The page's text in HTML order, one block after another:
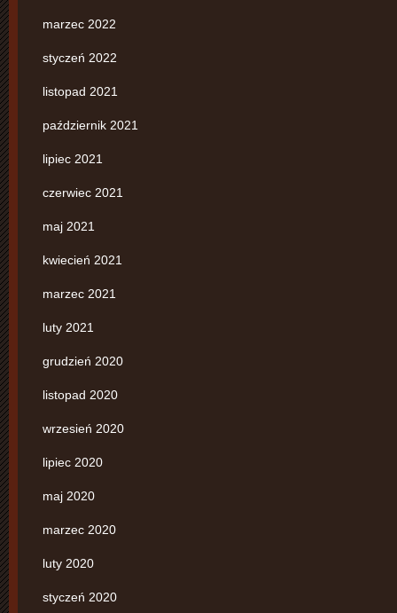
marzec 2022
styczeń 2022
listopad 2021
październik 2021
lipiec 2021
czerwiec 2021
maj 2021
kwiecień 2021
marzec 2021
luty 2021
grudzień 2020
listopad 2020
wrzesień 2020
lipiec 2020
maj 2020
marzec 2020
luty 2020
styczeń 2020